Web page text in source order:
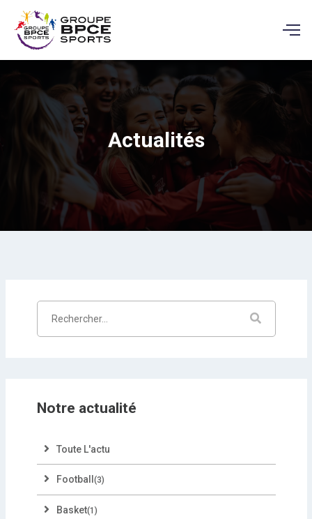
Actualités
Notre actualité
Toute L'actu
Football (3)
Basket(1)